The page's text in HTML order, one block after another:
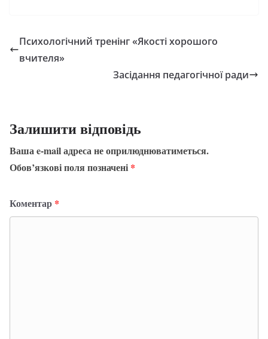
Психологічний тренінг «Якості хорошого
вчителя»
Засідання педагогічної ради
Залишити відповідь
Ваша e-mail адреса не оприлюднюватиметься.
Обов’язкові поля позначені *
Коментар *